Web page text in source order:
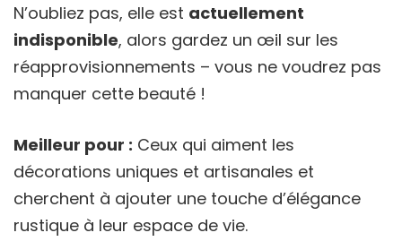
N’oubliez pas, elle est actuellement
indisponible, alors gardez un œil sur les
réapprovisionnements – vous ne voudrez pas
manquer cette beauté !
Meilleur pour : Ceux qui aiment les
décorations uniques et artisanales et
cherchent à ajouter une touche d’élégance
rustique à leur espace de vie.